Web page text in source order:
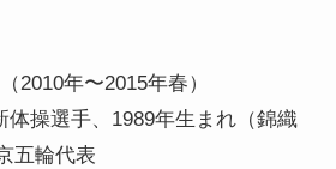
2010年〜2015年春）
体操選手、1989年生まれ（錦織
五輪代表